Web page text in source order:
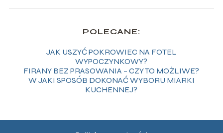
POLECANE:
JAK USZYĆ POKROWIEC NA FOTEL
WYPOCZYNKOWY?
FIRANY BEZ PRASOWANIA – CZY TO MOŻLIWE?
W JAKI SPOSÓB DOKONAĆ WYBORU MIARKI
KUCHENNEJ?